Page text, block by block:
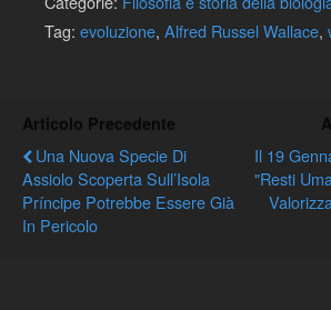
Tag: evoluzione, Alfred Russel Wallace,
Articolo Precedente
Una Nuova Specie Di
Assiolo Scoperta Sull’Isola
Príncipe Potrebbe Essere Già
In Pericolo
Il 19
"Resti